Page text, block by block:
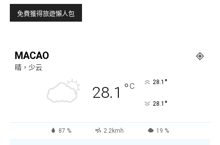
MACAO
晴，少云
28.1 °C 28.1 °
28.1 °
87 % 2.2kmh 19 %